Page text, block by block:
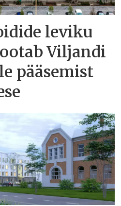
leviku
Viljandi
pääsemist